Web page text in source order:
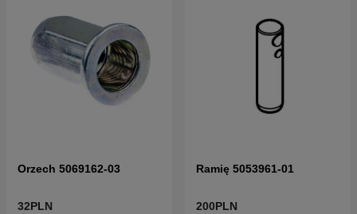
Orzech 5069162-03
32PLN
Ramię 5053961-01
200PLN